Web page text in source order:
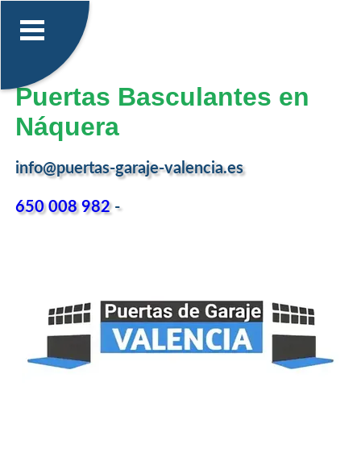
Puertas Basculantes en
Náquera
info@puertas-garaje-valencia.es
650 008 982-